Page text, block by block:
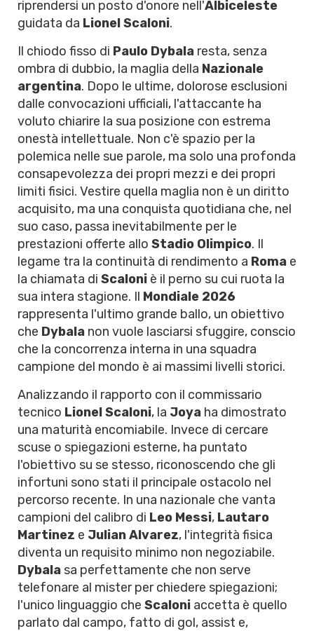
riprendersi un posto d'onore nell'Albiceleste
guidata da Lionel Scaloni.
Il chiodo fisso di Paulo Dybala resta, senza
ombra di dubbio, la maglia della Nazionale
argentina. Dopo le ultime, dolorose esclusioni
dalle convocazioni ufficiali, l'attaccante ha
voluto chiarire la sua posizione con estrema
onestà intellettuale. Non c'è spazio per la
polemica nelle sue parole, ma solo una profonda
consapevolezza dei propri mezzi e dei propri
limiti fisici. Vestire quella maglia non è un diritto
acquisito, ma una conquista quotidiana che, nel
suo caso, passa inevitabilmente per le
prestazioni offerte allo Stadio Olimpico. Il
legame tra la continuità di rendimento a Roma e
la chiamata di Scaloni è il perno su cui ruota la
sua intera stagione. Il Mondiale 2026
rappresenta l'ultimo grande ballo, un obiettivo
che Dybala non vuole lasciarsi sfuggire, conscio
che la concorrenza interna in una squadra
campione del mondo è ai massimi livelli storici.
Analizzando il rapporto con il commissario
tecnico Lionel Scaloni, la Joya ha dimostrato
una maturità encomiabile. Invece di cercare
scuse o spiegazioni esterne, ha puntato
l'obiettivo su se stesso, riconoscendo che gli
infortuni sono stati il principale ostacolo nel
percorso recente. In una nazionale che vanta
campioni del calibro di Leo Messi, Lautaro
Martinez e Julian Alvarez, l'integrità fisica
diventa un requisito minimo non negoziabile.
Dybala sa perfettamente che non serve
telefonare al mister per chiedere spiegazioni;
l'unico linguaggio che Scaloni accetta è quello
parlato dal campo, fatto di gol, assist e,